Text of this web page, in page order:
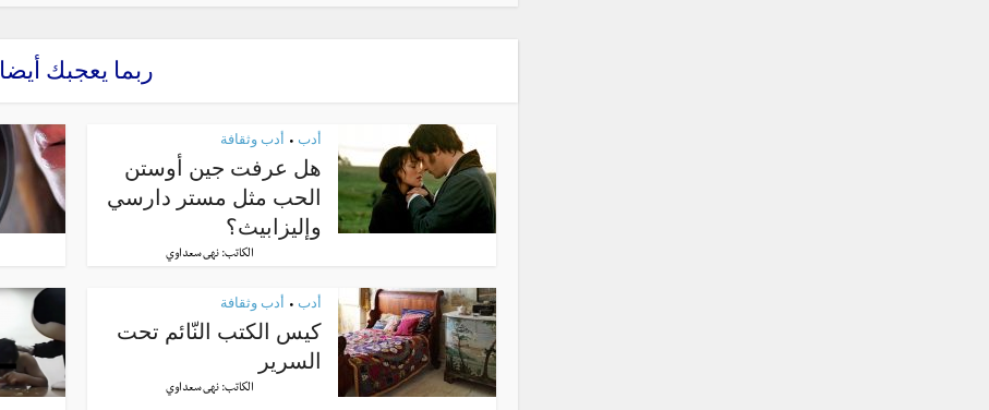
ربما يعجبك أيضا
أدب • أدب وثقافة
هل عرفت جين أوستن
الحب مثل مستر دارسي
وإليزابيث؟
الكاتب: نهى سعداوي
أدب • أدب وثقافة
كيس الكتب النّائم تحت
السرير
الكاتب: نهى سعداوي